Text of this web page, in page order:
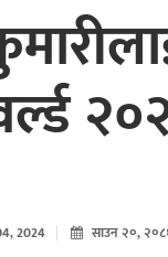
2024 साउन २०,